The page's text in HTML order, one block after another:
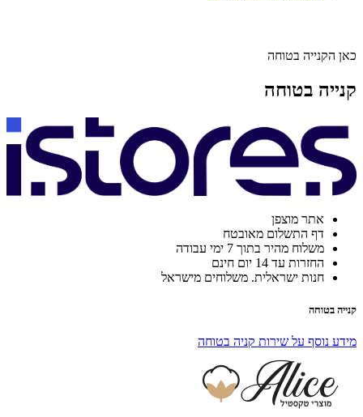
כאן הקנייה בטוחה
קנייה בטוחה
אתר מוצפן
דף התשלום מאובטח
משלוח מהיר בתוך 7 ימי עבודה
החזרות עד 14 יום חינם
חנות ישראלית. משלוחים מישראל
קנייה בטוחה
מידע נוסף על שירות קניה בטוחה